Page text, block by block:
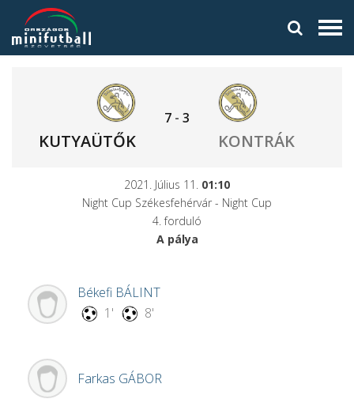
KUTYAÜTŐK
7- 3
KONTRÁK
2021. Július 11. 01:10
Night Cup Székesfehérvár - Night Cup
4. forduló
A pálya
Békefi BÁLINT
1'
8'
Farkas GÁBOR